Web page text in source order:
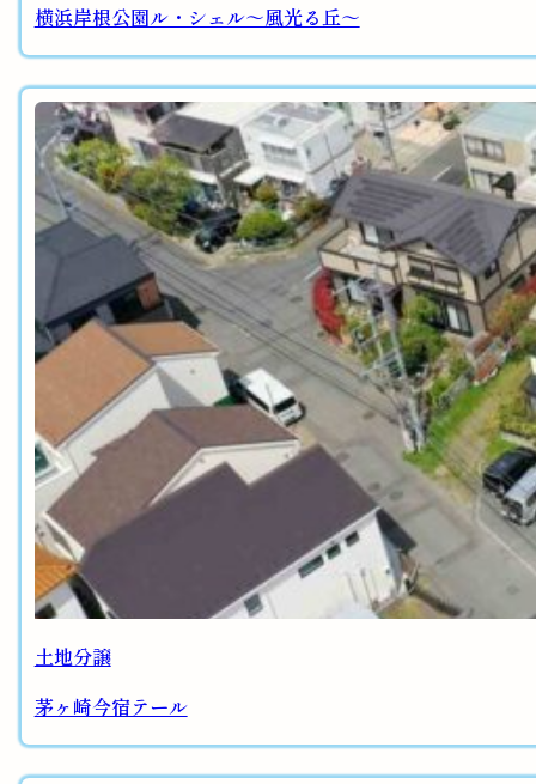
横浜岸根公園ル・シェル～風光る丘～
土地分譲
茅ヶ崎今宿テール